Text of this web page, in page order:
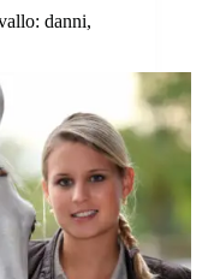
danni,